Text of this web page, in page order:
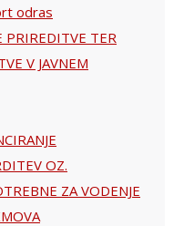
odras
TER
V JAVNEM
OZ.
ZA VODENJE